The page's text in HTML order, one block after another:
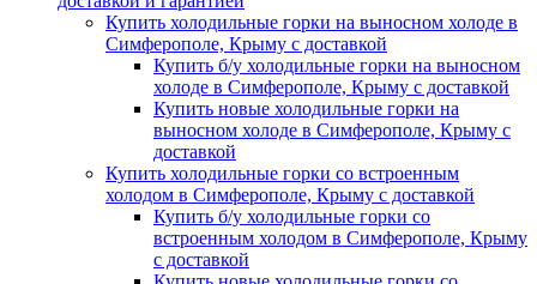
Купить холодильные горки на выносном холоде в
Симферополе, Крыму с доставкой
Купить б/у холодильные горки на выносном
холоде в Симферополе, Крыму с доставкой
Купить новые холодильные горки на
выносном холоде в Симферополе, Крыму с
доставкой
Купить холодильные горки со встроенным
холодом в Симферополе, Крыму с доставкой
Купить б/у холодильные горки со
встроенным холодом в Симферополе, Крыму
с доставкой